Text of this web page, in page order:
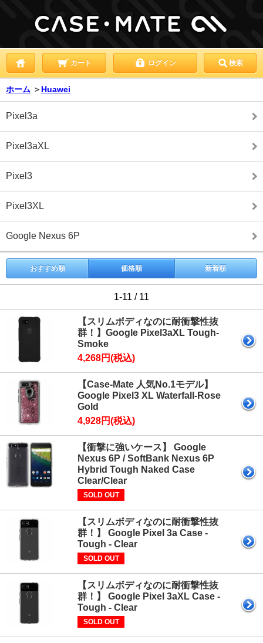
カート ログイン 検索
ホーム ＞ Huawei
Pixel3a
Pixel3aXL
Pixel3
Pixel3XL
Google Nexus 6P
おすすめ順 価格順 新着順
1-11 / 11
【スリムボディなのに耐衝撃性抜
群！】Google Pixel3aXL Tough-
Smoke
4,268円(税込)
【Case-Mate 人気No.1モデル】
Google Pixel3 XL Waterfall-Rose
Gold
4,928円(税込)
【衝撃に強いケース】 Google
Nexus 6P / SoftBank Nexus 6P
Hybrid Tough Naked Case
Clear/Clear
SOLD OUT
【スリムボディなのに耐衝撃性抜
群！】 Google Pixel 3a Case -
Tough - Clear
SOLD OUT
【スリムボディなのに耐衝撃性抜
群！】 Google Pixel 3aXL Case -
Tough - Clear
SOLD OUT